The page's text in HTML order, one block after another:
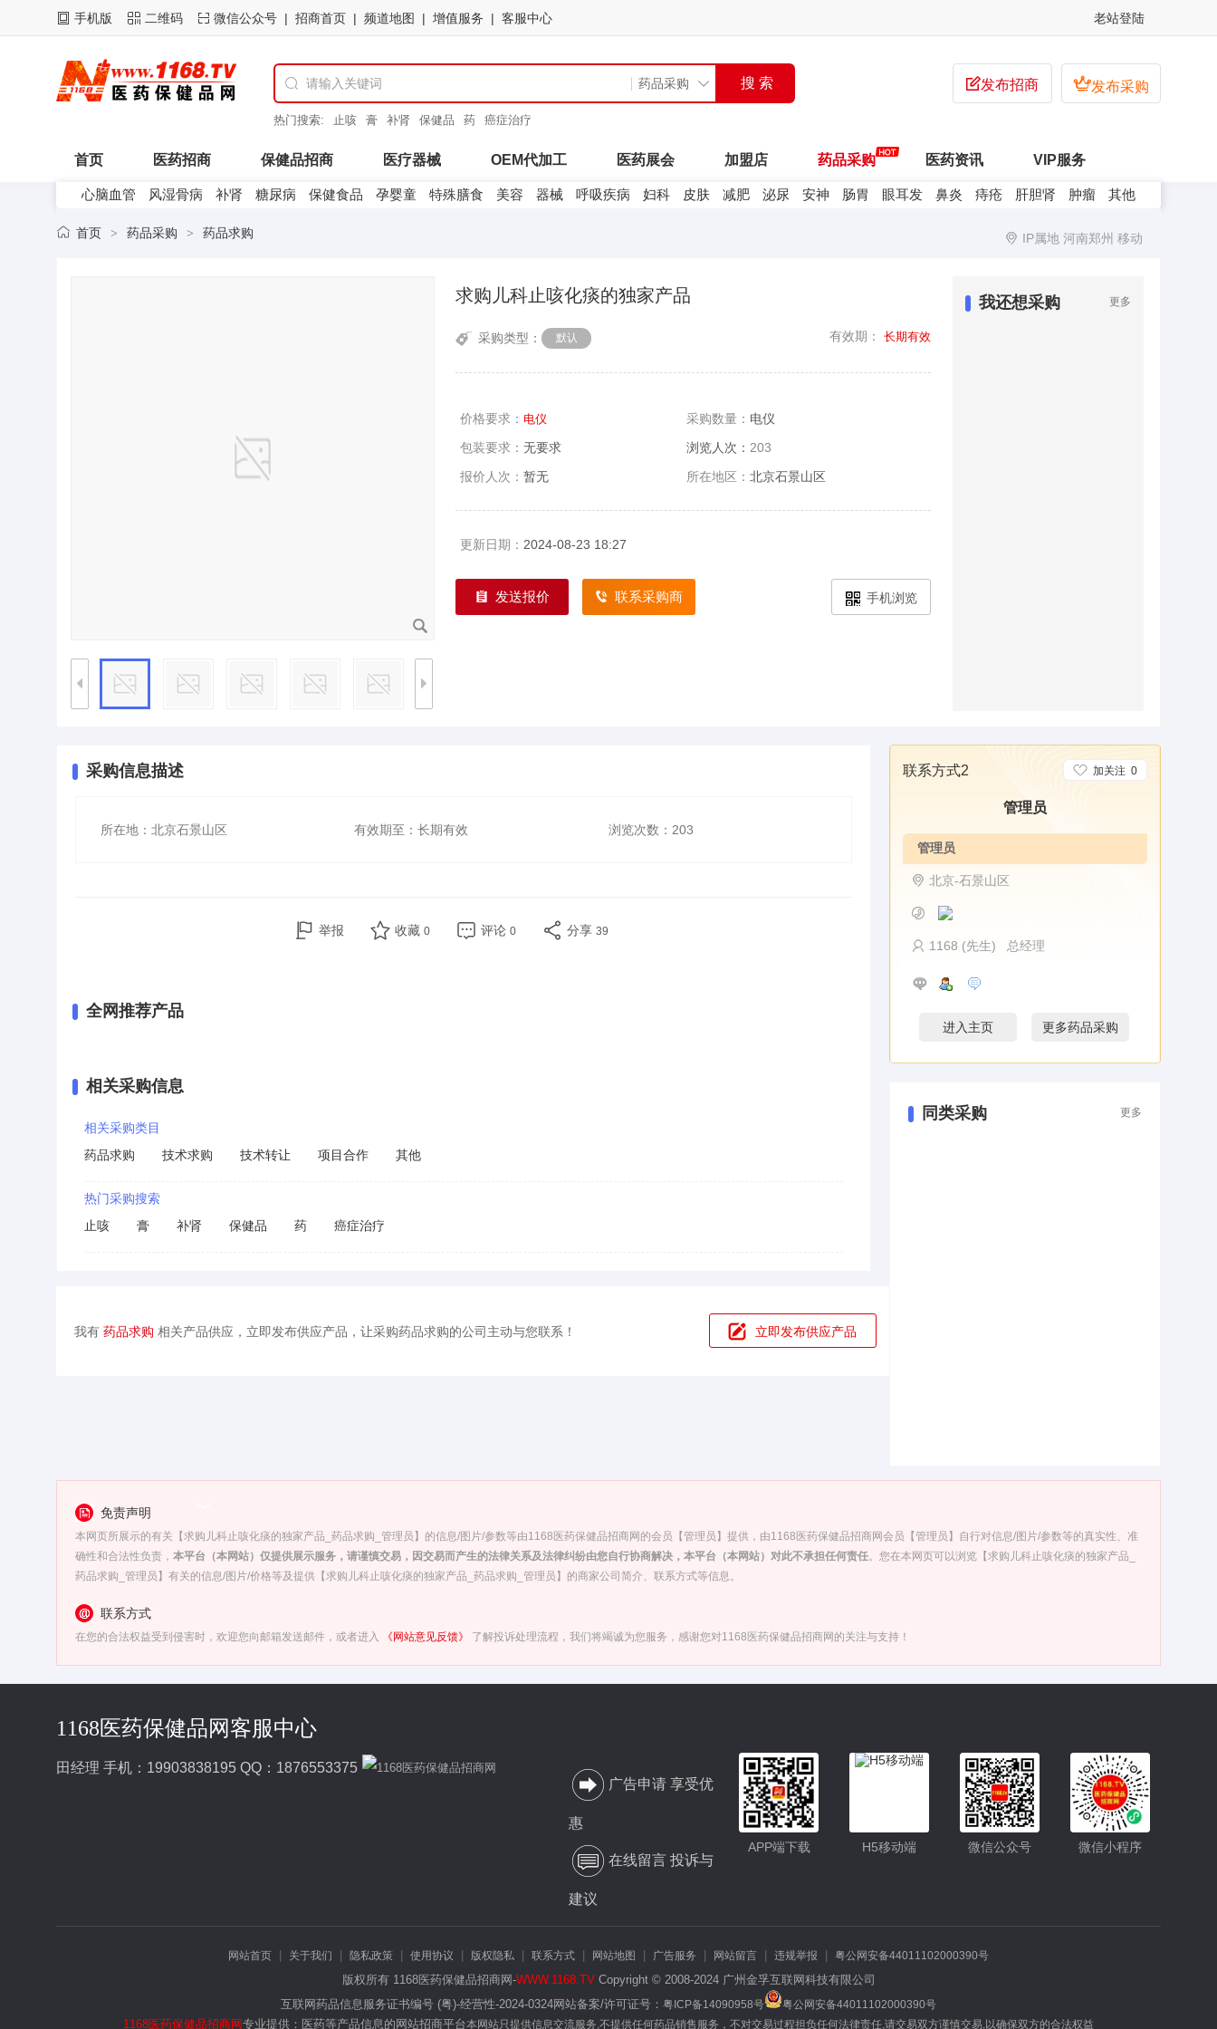
老站登陆
手机版 二维码  微信公众号 招商首页 频道地图 增值服务 客服中心
热门搜索: 止咳 膏 补肾 保健品 药 癌症治疗
发布采购
发布招商
首页 医药招商 保健品招商 医疗器械 OEM代加工 医药展会 加盟店 药品采购 医药资讯 VIP服务
医药企业
心脑血管 风湿骨病 补肾 糖尿病 保健食品 孕婴童 特殊膳食 美容 器械 呼吸疾病 妇科 皮肤 减肥 泌尿 安神 肠胃 眼耳发 鼻炎 痔疮 肝胆肾 肿瘤 其他
IP属地 河南郑州 移动
首页 > 药品采购 > 药品求购
求购儿科止咳化痰的独家产品
采购类型： 默认 有效期： 长期有效
价格要求： 电仪 采购数量： 电仪
包装要求： 无要求 浏览人次： 203
报价人次： 暂无 所在地区： 北京石景山区
更新日期： 2024-08-23 18:27
发送报价 联系采购商 手机浏览
我还想采购 更多
采购信息描述
所在地：北京石景山区 有效期至：长期有效 浏览次数： 203
举报 收藏 0 评论 0 分享 39
全网推荐产品
相关采购信息
相关采购类目
药品求购
技术求购 技术转让 项目合作 其他
热门采购搜索
止咳
膏 补肾 保健品 药 癌症治疗
我有 药品求购 相关产品供应，立即发布供应产品，让采购药品求购的公司主动与您联系！ 立即发布供应产品
联系方式2 加关注 0
管理员
管理员
北京-石景山区
1168 (先生) 总经理
进入主页 更多药品采购
同类采购 更多
免责声明
本网页所展示的有关【求购儿科止咳化痰的独家产品_药品求购_管理员】的信息/图片/参数等由1168医药保健品招商网的会员【管理员】提供，由1168医药保健品招商网会员【管理员】自行对信息/图片/参数等的真实性、准
确性和合法性负责， 本平台（本网站）仅提供展示服务，请谨慎交易，因交易而产生的法律关系及法律纠纷由您自行协商解决，本平台（本网站）对此不承担任何责任。您在本网页可以浏览【求购儿科止咳化痰的独家产品_
药品求购_管理员】有关的信息/图片/价格等及提供【求购儿科止咳化痰的独家产品_药品求购_管理员】的商家公司简介、联系方式等信息。
联系方式
在您的合法权益受到侵害时，欢迎您向邮箱发送邮件，或者进入 《网站意见反馈》 了解投诉处理流程，我们将竭诚为您服务，感谢您对1168医药保健品招商网的关注与支持！
1168医药保健品网客服中心
田经理 手机：19903838195 QQ：1876553375
广告申请 享受优
惠
在线留言 投诉与
建议
微信小程序
微信公众号
H5移动端
APP端下载
网站首页 关于我们 隐私政策 使用协议 版权隐私 联系方式 网站地图 广告服务 网站留言 违规举报 粤公网安备44011102000390号
版权所有 1168医药保健品招商网-WWW.1168.TVCopyright © 2008-2024 广州金孚互联网科技有限公司
互联网药品信息服务证书编号 (粤)-经营性-2024-0324网站备案/许可证号： 粤ICP备14090958号 粤公网安备44011102000390号
1168医药保健品招商网专业提供：医药等产品信息的网站招商平台本网站只提供信息交流服务,不提供任何药品销售服务，不对交易过程担负任何法律责任,请交易双方谨慎交易,以确保双方的合法权益
小程序更便捷的查找产品